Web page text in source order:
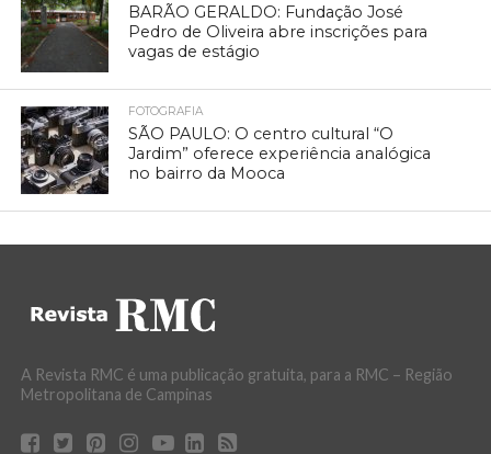
BARÃO GERALDO: Fundação José
Pedro de Oliveira abre inscrições para
vagas de estágio
FOTOGRAFIA
SÃO PAULO: O centro cultural “O
Jardim” oferece experiência analógica
no bairro da Mooca
A Revista RMC é uma publicação gratuita, para a RMC – Região
Metropolitana de Campinas